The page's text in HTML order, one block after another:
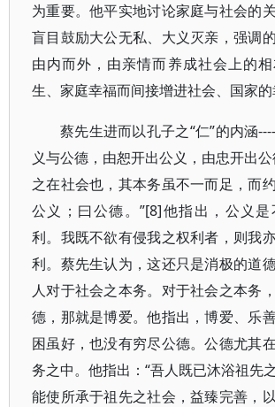
为重要。他平实地讨论家庭与社会的
盲目鼓励大公无私、大义灭亲，强调
由内而外，由亲情而养成社会上的
生、家庭幸福而间接增进社会、国家的
蔡先生进而以孔子之“仁”的内涵
义与公德，由恕开出公义，由忠开出
之在社会也，其本务虽不一而足，而
公义；曰公德。”[8]他指出，公义
利。我既不欲有侵我之权利者，则我
利。蔡先生认为，这还只是消极的道
人对于社会之本务。对于社会之本务
德，那就是博爱。他指出，博爱、乐
困虽好，也没有穷尽公德。公德尤其
务之中。他指出：“吾人既已沐浴祖先
能使所承于祖先之社会，益臻完善，